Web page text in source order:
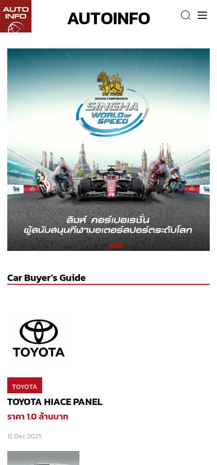
AUTOINFO
Car Buyer’s Guide
TOYOTA
TOYOTA HIACE PANEL
ราคา 1.0 ล้านบาท
15 Dec 2025